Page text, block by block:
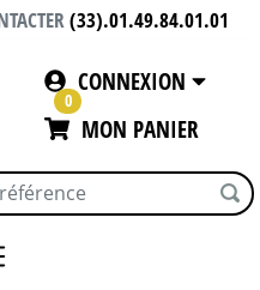
(33).01.49.84.01.01
CONNEXION
0
MON PANIER